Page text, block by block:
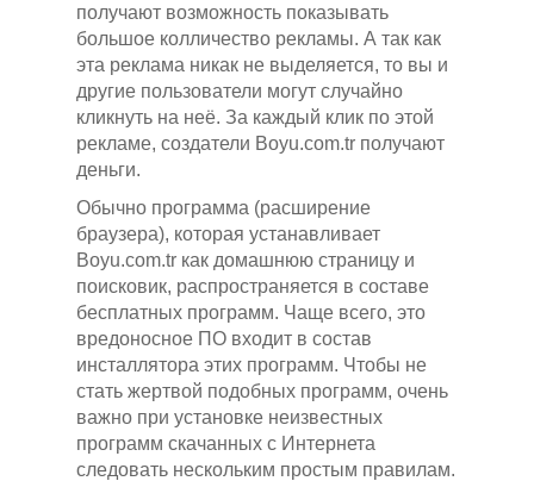
получают возможность показывать
большое колличество рекламы. А так как
эта реклама никак не выделяется, то вы и
другие пользователи могут случайно
кликнуть на неё. За каждый клик по этой
рекламе, создатели Boyu.com.tr получают
деньги.
Обычно программа (расширение
браузера), которая устанавливает
Boyu.com.tr как домашнюю страницу и
поисковик, распространяется в составе
бесплатных программ. Чаще всего, это
вредоносное ПО входит в состав
инсталлятора этих программ. Чтобы не
стать жертвой подобных программ, очень
важно при установке неизвестных
программ скачанных с Интернета
следовать нескольким простым правилам.